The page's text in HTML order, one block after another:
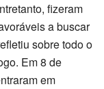
fizeram
a buscar
sobre todo o
Em 8 de
em